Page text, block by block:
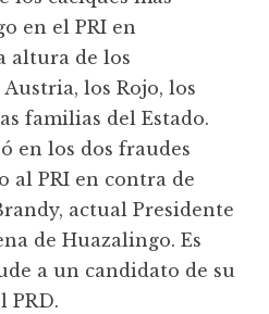
en el PRI en
altura de los
los Rojo, los
familias del Estado.
en los dos fraudes
al PRI en contra de
actual Presidente
de Huazalingo. Es
a un candidato de su
PRD.